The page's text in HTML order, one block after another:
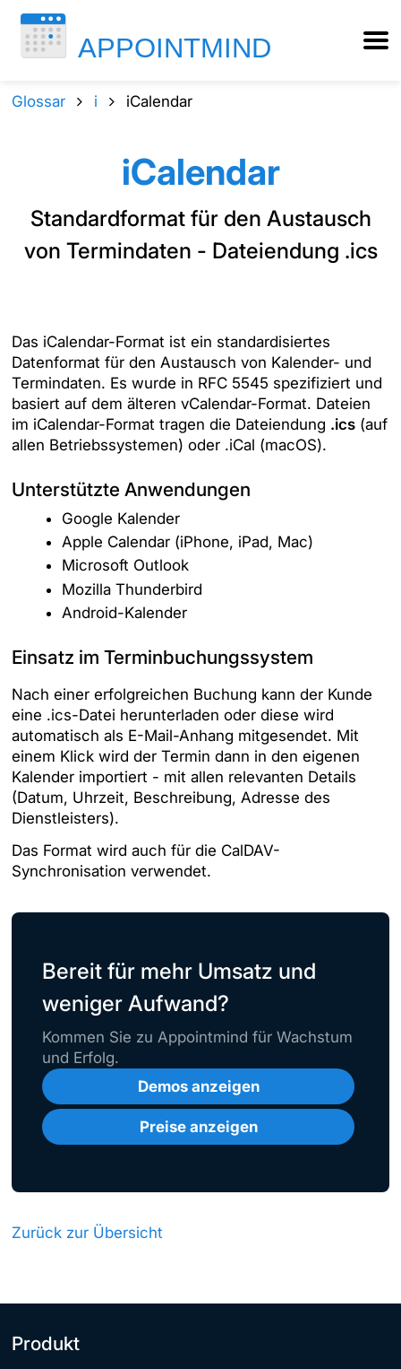
Glossar i iCalendar
iCalendar
Standardformat für den Austausch
von Termindaten - Dateiendung .ics
Das iCalendar-Format ist ein standardisiertes
Datenformat für den Austausch von Kalender- und
Termindaten. Es wurde in RFC 5545 spezifiziert und
basiert auf dem älteren vCalendar-Format. Dateien
im iCalendar-Format tragen die Dateiendung .ics (auf
allen Betriebssystemen) oder .iCal (macOS).
Unterstützte Anwendungen
Google Kalender
Apple Calendar (iPhone, iPad, Mac)
Microsoft Outlook
Mozilla Thunderbird
Android-Kalender
Einsatz im Terminbuchungssystem
Nach einer erfolgreichen Buchung kann der Kunde
eine .ics-Datei herunterladen oder diese wird
automatisch als E-Mail-Anhang mitgesendet. Mit
einem Klick wird der Termin dann in den eigenen
Kalender importiert - mit allen relevanten Details
(Datum, Uhrzeit, Beschreibung, Adresse des
Dienstleisters).
Das Format wird auch für die CalDAV-
Synchronisation verwendet.
Bereit für mehr Umsatz und
weniger Aufwand?
Kommen Sie zu Appointmind für Wachstum
und Erfolg.
Demos anzeigen
Preise anzeigen
Zurück zur Übersicht
Produkt